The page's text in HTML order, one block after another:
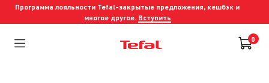
Программа лояльности Tefal-закрытые предложения, кешбэк и
многое другое. Вступить
0